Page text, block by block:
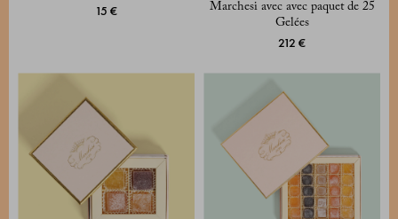
15 €
Marchesi avec avec paquet de 25
Gelées
212 €